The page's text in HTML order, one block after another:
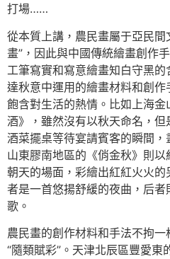
打場……
從本質上講，農民畫屬于亞民
畫”，因此與中國傳統繪畫創作
工筆寫實和寫意繪畫知白守黑
達秋意中運用的繪畫材料和創作
飽含對生活的熱情。比如上海
酒》，雖然沒有以秋天命名，
酒菜擺桌等待宴請賓客的瞬間，
山東膠南地區的《俏金秋》則
朝天的場面，彩繪出紅紅火火的
者是一首悠揚舒緩的夜曲，后
歌。
農民畫的創作材料和手法不拘
“隨類賦彩”。天津北辰區豐愛